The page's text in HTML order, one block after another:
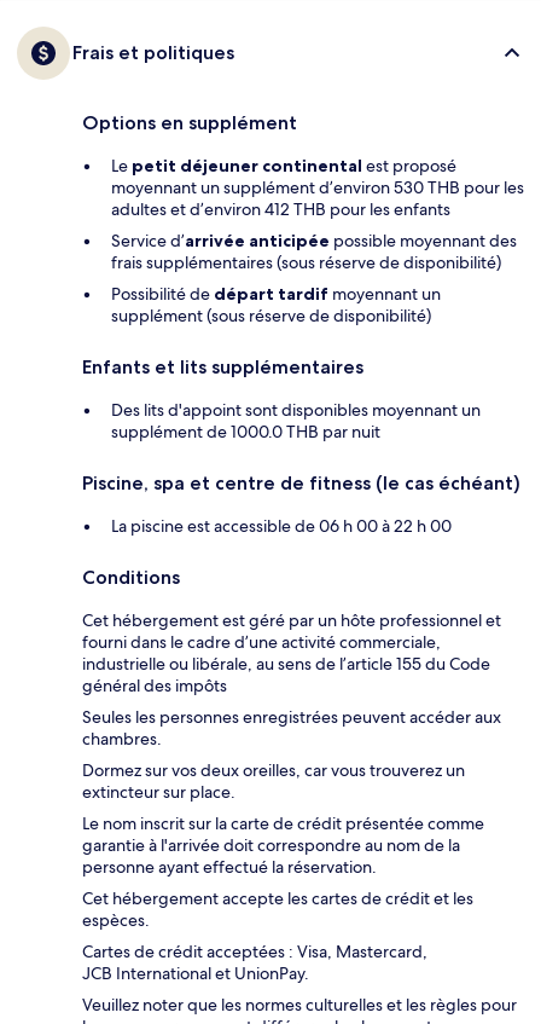
Frais et politiques
Options en supplément
Le petit déjeuner continental est proposé
moyennant un supplément d’environ 530 THB pour les
adultes et d’environ 412 THB pour les enfants
Service d’arrivée anticipée possible moyennant des
frais supplémentaires (sous réserve de disponibilité)
Possibilité de départ tardif moyennant un
supplément (sous réserve de disponibilité)
Enfants et lits supplémentaires
Des lits d'appoint sont disponibles moyennant un
supplément de 1000.0 THB par nuit
Piscine, spa et centre de fitness (le cas échéant)
La piscine est accessible de 06 h 00 à 22 h 00
Conditions
Cet hébergement est géré par un hôte professionnel et
fourni dans le cadre d’une activité commerciale,
industrielle ou libérale, au sens de l’article 155 du Code
général des impôts
Seules les personnes enregistrées peuvent accéder aux
chambres.
Dormez sur vos deux oreilles, car vous trouverez un
extincteur sur place.
Le nom inscrit sur la carte de crédit présentée comme
garantie à l'arrivée doit correspondre au nom de la
personne ayant effectué la réservation.
Cet hébergement accepte les cartes de crédit et les
espèces.
Cartes de crédit acceptées : Visa, Mastercard,
JCB International et UnionPay.
Veuillez noter que les normes culturelles et les règles pour